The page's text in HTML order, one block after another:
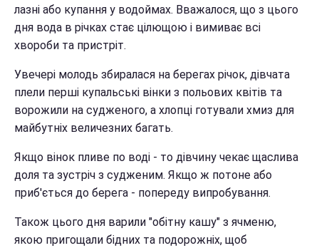
лазні або купання у водоймах. Вважалося, що з цього
дня вода в річках стає цілющою і вимиває всі
хвороби та пристріт.
Увечері молодь збиралася на берегах річок, дівчата
плели перші купальські вінки з польових квітів та
ворожили на судженого, а хлопці готували хмиз для
майбутніх величезних багать.
Якщо вінок пливе по воді - то дівчину чекає щаслива
доля та зустріч з судженим. Якщо ж потоне або
приб'ється до берега - попереду випробування.
Також цього дня варили "обітну кашу" з ячменю,
якою пригощали бідних та подорожніх, щоб